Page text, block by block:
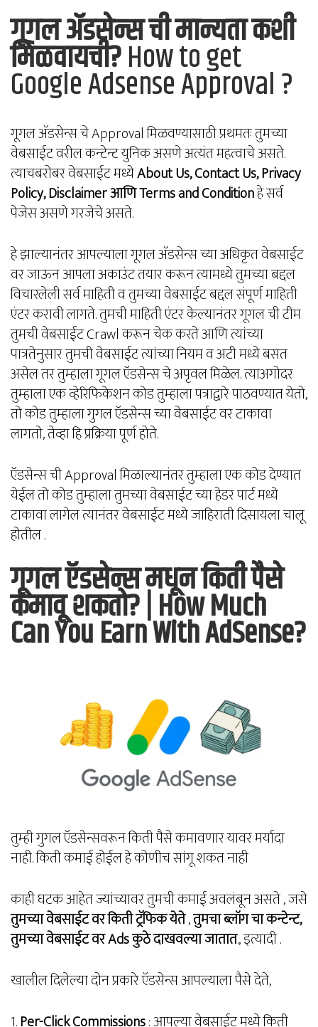
गूगल अ‍ॅडसेन्स ची मान्यता कशी
मिळवायची?How to get
Google Adsense Approval ?
गूगल अ‍ॅडसेन्स चे Approval मिळवण्यासाठी प्रथमतः तुमच्या
वेबसाईट वरील कन्टेन्ट युनिक असणे अत्यंत महत्वाचे असते.
त्याचबरोबर वेबसाईट मध्येAbout Us, Contact Us, Privacy
Policy, Disclaimer आणि Terms and Conditionहे सर्व
पेजेस असणे गरजेचे असते.
हे झाल्यानंतर आपल्याला गूगल अ‍ॅडसेन्स च्या अधिकृत वेबसाईट
वर जाऊन आपला अकाउंट तयार करून त्यामध्ये तुमच्या बद्दल
विचारलेली सर्व माहिती व तुमच्या वेबसाईट बद्दल संपूर्ण माहिती
एंटर करावी लागते. तुमची माहिती एंटर केल्यानंतर गूगल ची टीम
तुमची वेबसाईट Crawl करून चेक करते आणि त्यांच्या
पात्रतेनुसार तुमची वेबसाईट त्यांच्या नियम व अटी मध्ये बसत
असेल तर तुम्हाला गूगल ऍडसेन्स चे अपृवल मिळेल. त्याअगोदर
तुम्हाला एक व्हेरिफिकेशन कोड तुम्हाला पत्राद्वारे पाठवण्यात येतो,
तो कोड तुम्हाला गुगल ऍडसेन्स च्या वेबसाईट वर टाकावा
लागतो, तेव्हा हि प्रक्रिया पूर्ण होते.
ऍडसेन्स ची Approval मिळाल्यानंतर तुम्हाला एक कोड देण्यात
येईल तो कोड तुम्हाला तुमच्या वेबसाईट च्या हेडर पार्ट मध्ये
टाकावा लागेल त्यानंतर वेबसाईट मध्ये जाहिराती दिसायला चालू
होतील .
गूगल ऍडसेन्स मधून किती पैसे
कमावू शकतो? | How Much
Can You Earn With AdSense?
तुम्ही गुगल ऍडसेन्सवरून किती पैसे कमावणार यावर मर्यादा
नाही. किती कमाई होईल हे कोणीच सांगू शकत नाही
काही घटक आहेत ज्यांच्यावर तुमची कमाई अवलंबून असते , जसे
तुमच्या वेबसाईट वर किती ट्रॅफिक येते,तुमचा ब्लॉग चा कन्टेन्ट,
तुमच्या वेबसाईट वर Ads कुठे दाखवल्या जातात., इत्यादी .
खालील दिलेल्या दोन प्रकारे ऍडसेन्स आपल्याला पैसे देते,
1.Per-Click Commissions: आपल्या वेबसाईट मध्ये किती